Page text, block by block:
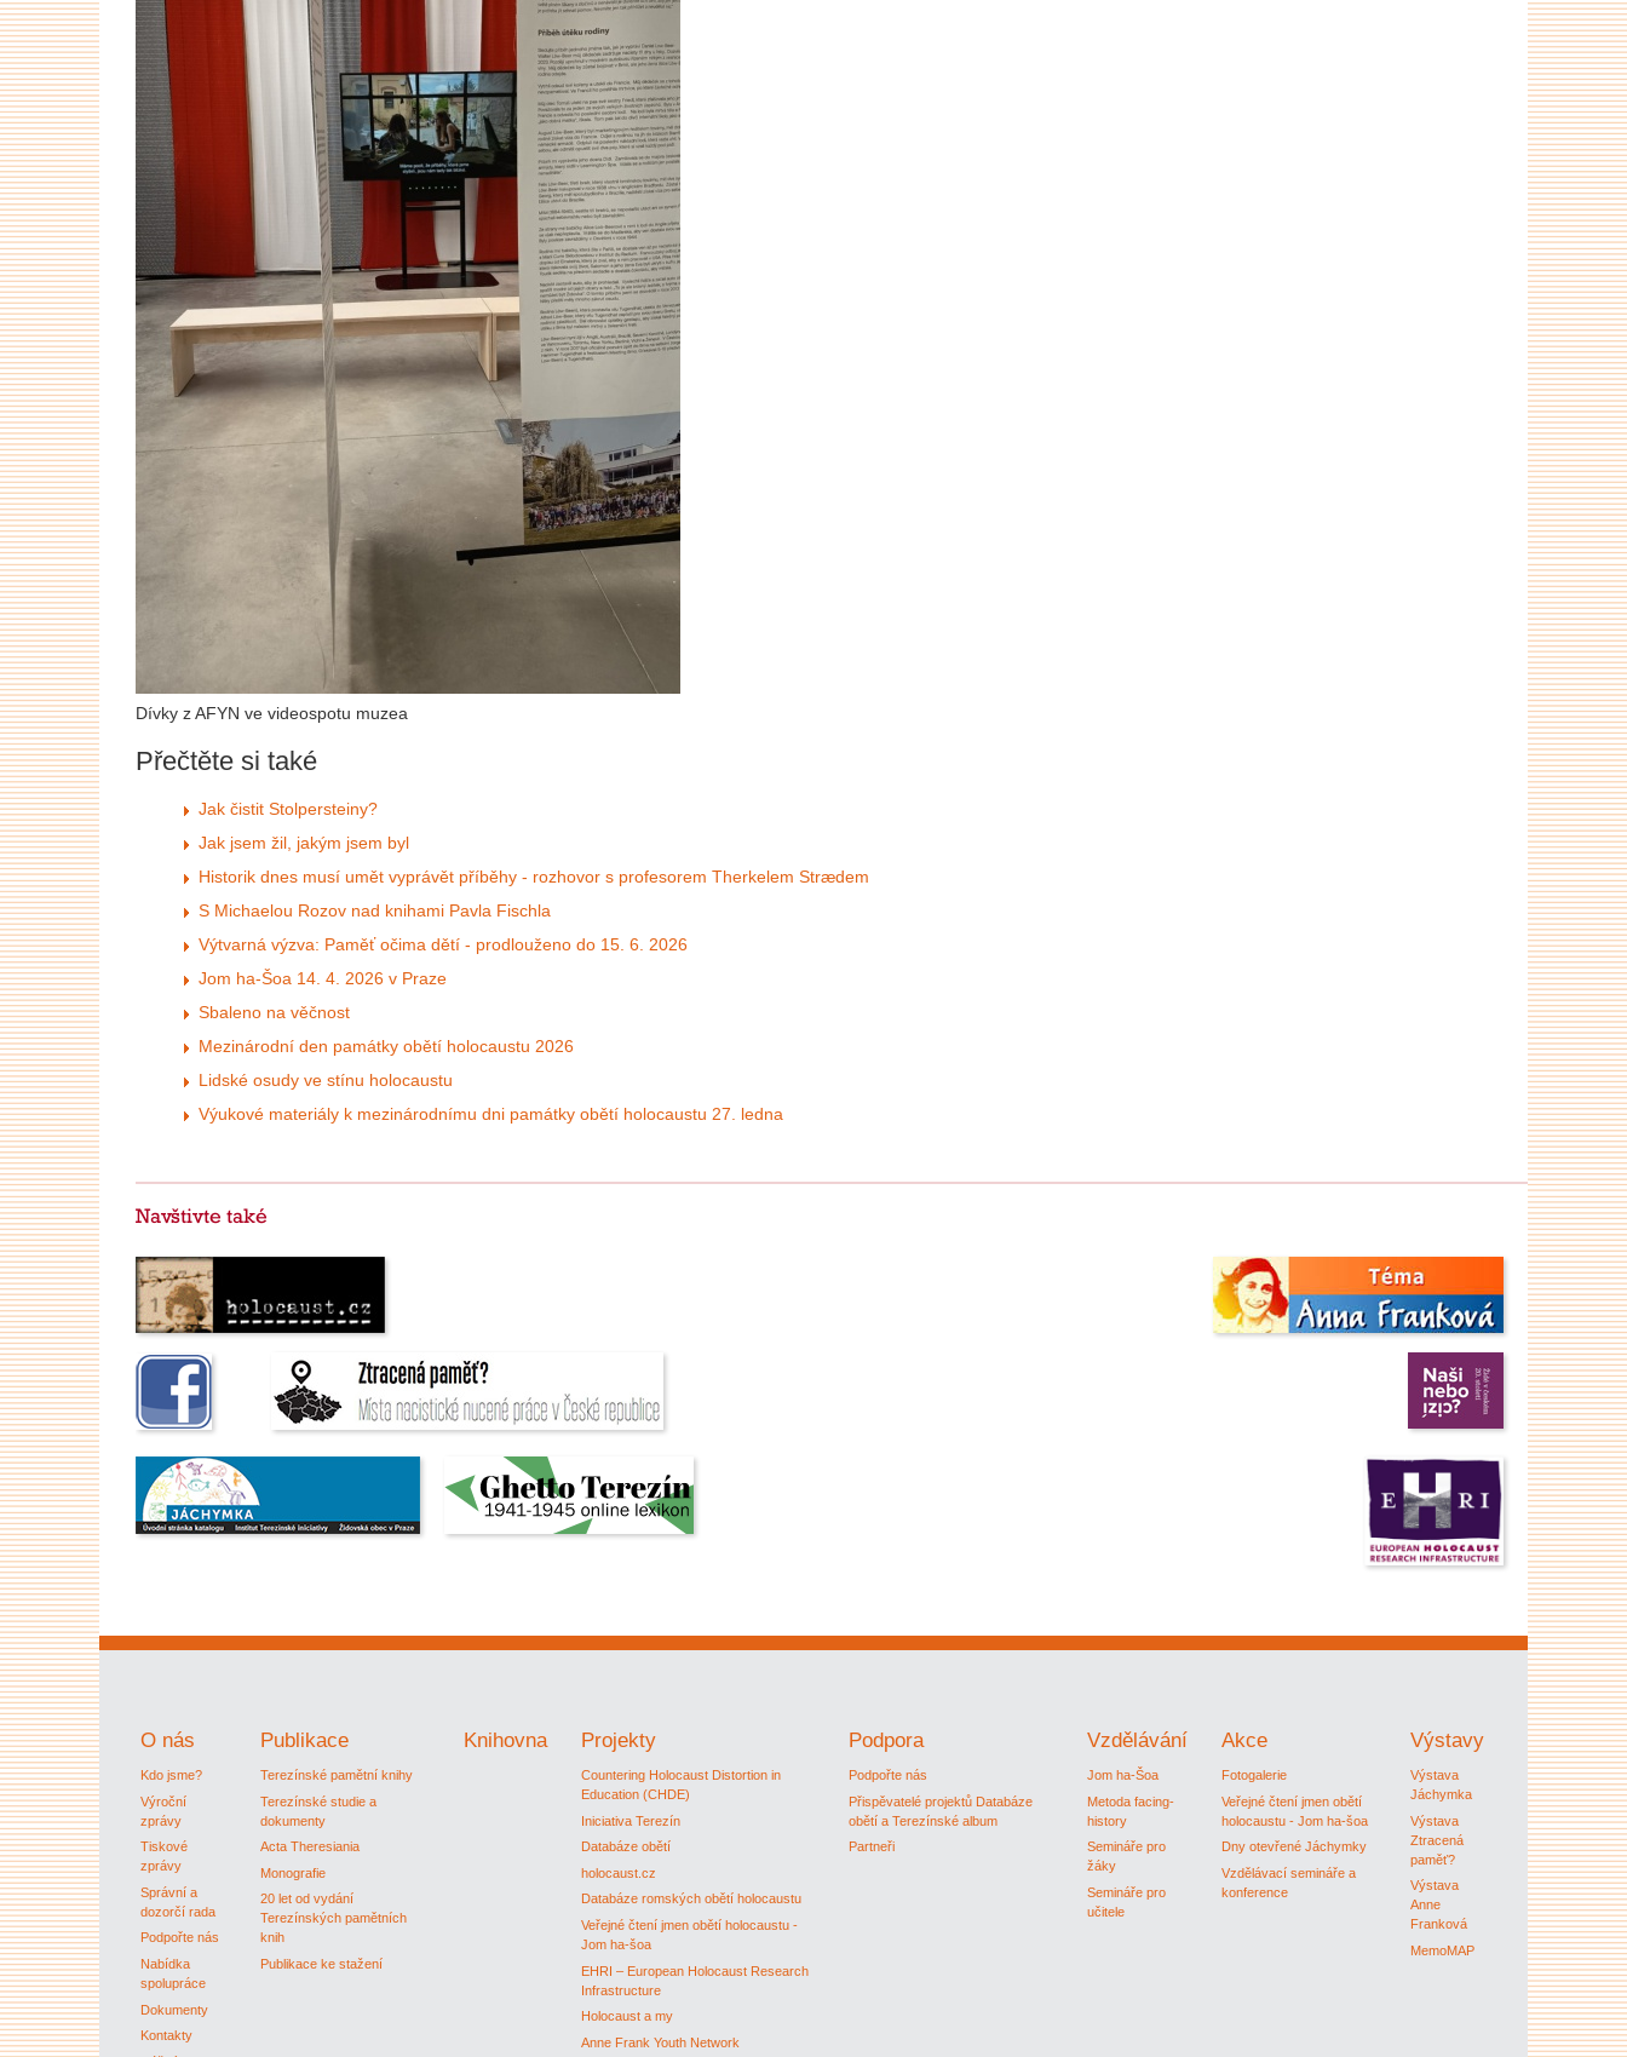
Dívky z AFYN ve videospotu muzea
Přečtěte si také
Jak čistit Stolpersteiny?
Jak jsem žil, jakým jsem byl
Historik dnes musí umět vyprávět příběhy - rozhovor s profesorem Therkelem Strædem
S Michaelou Rozov nad knihami Pavla Fischla
Výtvarná výzva: Paměť očima dětí - prodlouženo do 15. 6. 2026
Jom ha-Šoa 14. 4. 2026 v Praze
Sbaleno na věčnost
Mezinárodní den památky obětí holocaustu 2026
Lidské osudy ve stínu holocaustu
Výukové materiály k mezinárodnímu dni památky obětí holocaustu 27. ledna
Navštivte také
O nás
Kdo jsme?
Výroční
zprávy
Tiskové
zprávy
Správní a
dozorčí rada
Podpořte nás
Nabídka
spolupráce
Dokumenty
Kontakty
Publikace
Terezínské pamětní knihy
Terezínské studie a
dokumenty
Acta Theresiania
Monografie
20 let od vydání
Terezínských pamětních
knih
Publikace ke stažení
Knihovna Projekty
Countering Holocaust Distortion in
Education (CHDE)
Iniciativa Terezín
Databáze obětí
holocaust.cz
Databáze romských obětí holocaustu
Veřejné čtení jmen obětí holocaustu -
Jom ha-šoa
EHRI – European Holocaust Research
Infrastructure
Holocaust a my
Anne Frank Youth Network
Podpora
Podpořte nás
Přispěvatelé projektů Databáze
obětí a Terezínské album
Partneři
Vzdělávání
Jom ha-Šoa
Metoda facing-
history
Semináře pro
žáky
Semináře pro
učitele
Akce
Fotogalerie
Veřejné čtení jmen obětí
holocaustu - Jom ha-šoa
Dny otevřené Jáchymky
Vzdělávací semináře a
konference
Výstavy
Výstava
Jáchymka
Výstava
Ztracená
paměť?
Výstava
Anne
Franková
MemoMAP